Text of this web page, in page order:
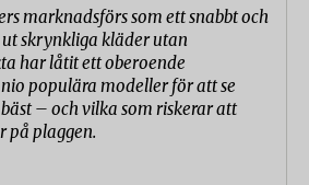
marknadsförs som ett snabbt och
skrynkliga kläder utan
har låtit ett oberoende
populära modeller för att se
– och vilka som riskerar att
på plaggen.